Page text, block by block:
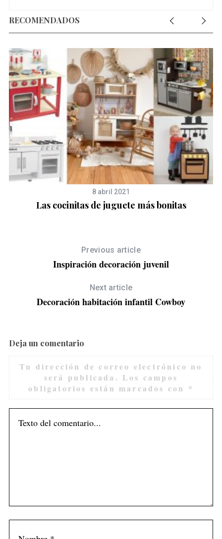
RECOMENDADOS
8 abril 2021
Las cocinitas de juguete más bonitas
Previous article
Inspiración decoración juvenil
Next article
Decoración habitación infantil Cowboy
Deja un comentario
Tu dirección de correo electrónico no
será publicada. Los campos
obligatorios están marcados con *